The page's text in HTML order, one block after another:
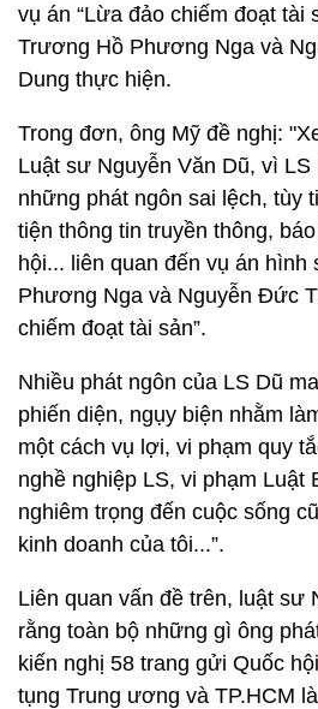
vụ án “Lừa đảo chiếm đoạt tài
Trương Hồ Phương Nga và
Dung thực hiện.
Trong đơn, ông Mỹ đề nghị:
Luật sư Nguyễn Văn Dũ, vì
những phát ngôn sai lệch, tùy
tiện thông tin truyền thông,
hội... liên quan đến vụ án
Phương Nga và Nguyễn Đức
chiếm đoạt tài sản”.
Nhiều phát ngôn của LS Dũ
phiến diện, ngụy biện nhằm
một cách vụ lợi, vi phạm quy
nghề nghiệp LS, vi phạm Luật
nghiêm trọng đến cuộc sống
kinh doanh của tôi...”.
Liên quan vấn đề trên, luật sư
rằng toàn bộ những gì ông
kiến nghị 58 trang gửi Quốc
tụng Trung ương và TP.HCM